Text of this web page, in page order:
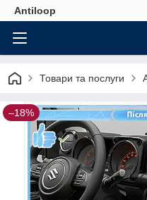
Antiloop
Товари та послуги
–18%